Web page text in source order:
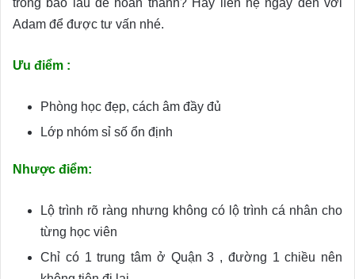
trong bao lâu để hoàn thành? Hãy liên hệ ngay đến với
Adam để được tư vấn nhé.
Ưu điểm :
Phòng học đẹp, cách âm đầy đủ
Lớp nhóm sỉ số ổn định
Nhược điểm:
Lộ trình rõ ràng nhưng không có lộ trình cá nhân cho
từng học viên
Chỉ có 1 trung tâm ở Quận 3 , đường 1 chiều nên